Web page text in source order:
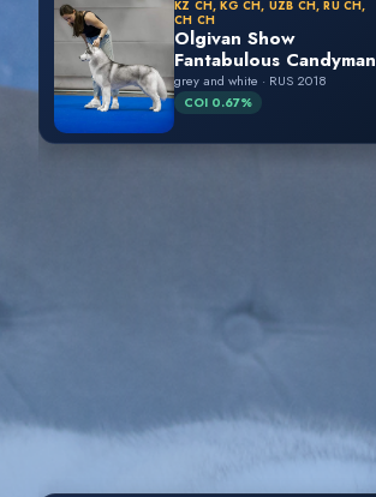
KZ CH, KG CH, UZB CH, RU CH,
CH CH
Olgivan Show
Fantabulous Candyman
grey and white · RUS 2018
COI 0.67%